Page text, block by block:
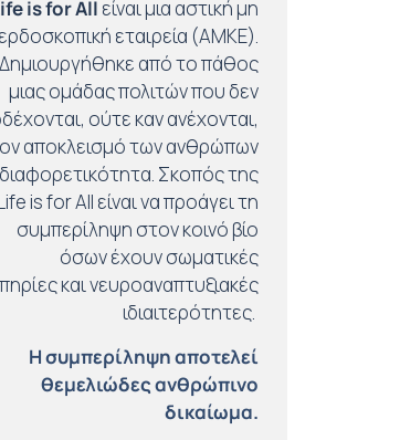
is for All είναι μια αστική μη
εταιρεία (ΑΜΚΕ).
Δημιουργήθηκε από το πάθος
μιας ομάδας πολιτών που δεν
ούτε καν ανέχονται,
αποκλεισμό των ανθρώπων
Σκοπός της
is for All είναι να προάγει τη
συμπερίληψη στον κοινό βίο
όσων έχουν σωματικές
και νευροαναπτυξιακές
ιδιαιτερότητες.
Η συμπερίληψη αποτελεί
θεμελιώδες ανθρώπινο
δικαίωμα.